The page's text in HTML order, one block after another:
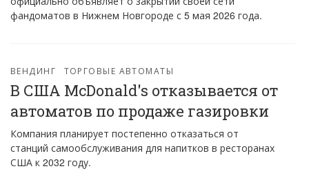
фандоматов в Нижнем Новгороде с 5 мая 2026 года.
ВЕНДИНГ ТОРГОВЫЕ АВТОМАТЫ
В США McDonald's отказывается от
автоматов по продаже газировки
Компания планирует постепенно отказаться от
станций самообслуживания для напитков в ресторанах
США к 2032 году.